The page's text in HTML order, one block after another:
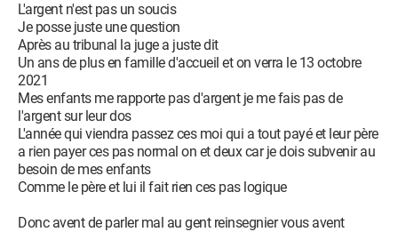
L'argent n'est pas un soucis
Je posse juste une question
Après au tribunal la juge a juste dit
Un ans de plus en famille d'accueil et on verra le 13 octobre
2021
Mes enfants me rapporte pas d'argent je me fais pas de
l'argent sur leur dos
L'année qui viendra passez ces moi qui a tout payé et leur père
a rien payer ces pas normal on et deux car je dois subvenir au
besoin de mes enfants
Comme le père et lui il fait rien ces pas logique
Donc avent de parler mal au gent reinsegnier vous avent